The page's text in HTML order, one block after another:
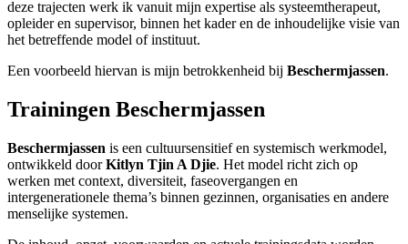
deze trajecten werk ik vanuit mijn expertise als systeemtherapeut,
opleider en supervisor, binnen het kader en de inhoudelijke visie van
het betreffende model of instituut.
Een voorbeeld hiervan is mijn betrokkenheid bij Beschermjassen.
Trainingen Beschermjassen
Beschermjassen is een cultuursensitief en systemisch werkmodel,
ontwikkeld doorKitlyn Tjin A Djie. Het model richt zich op
werken met context, diversiteit, faseovergangen en
intergenerationele thema’s binnen gezinnen, organisaties en andere
menselijke systemen.